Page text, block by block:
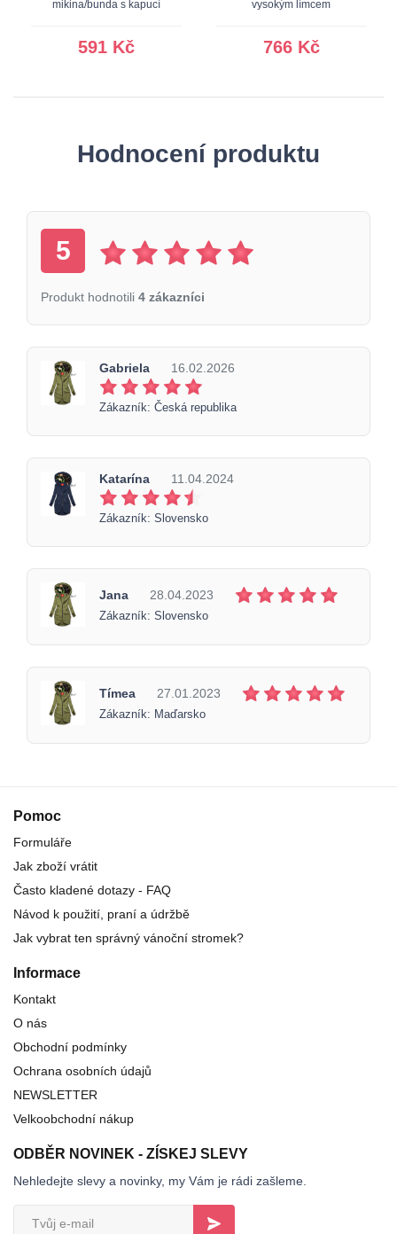
mikina/bunda s kapucí
591 Kč
vysokým límcem
766 Kč
Hodnocení produktu
5
Produkt hodnotili 4 zákazníci
Gabriela 16.02.2026
Zákazník: Česká republika
Katarína 11.04.2024
Zákazník: Slovensko
Jana 28.04.2023
Zákazník: Slovensko
Tímea 27.01.2023
Zákazník: Maďarsko
Pomoc
Formuláře
Jak zboží vrátit
Často kladené dotazy - FAQ
Návod k použití, praní a údržbě
Jak vybrat ten správný vánoční stromek?
Informace
Kontakt
O nás
Obchodní podmínky
Ochrana osobních údajů
NEWSLETTER
Velkoobchodní nákup
ODBĚR NOVINEK - ZÍSKEJ SLEVY
Nehledejte slevy a novinky, my Vám je rádi zašleme.